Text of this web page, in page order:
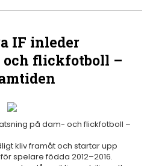
IF inleder
och flickfotboll –
på dam- och flickfotboll –
kliv framåt och startar upp
spelare födda 2012–2016.